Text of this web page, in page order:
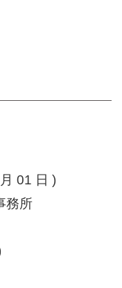
01 日 )
務所